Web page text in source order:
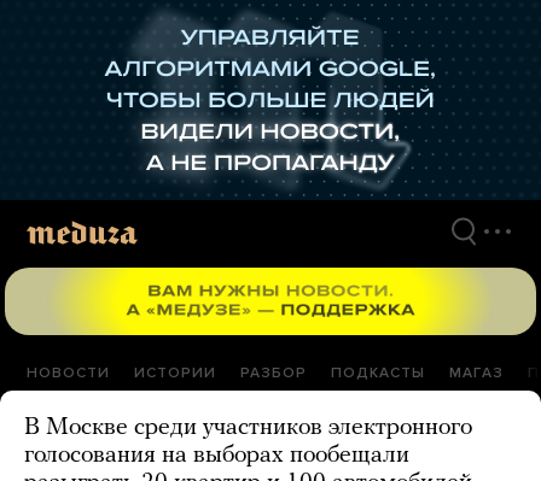
НОВОСТИ ИСТОРИИ РАЗБОР ПОДКАСТЫ МАГАЗ
В Москве среди участников электронного
голосования на выборах пообещали